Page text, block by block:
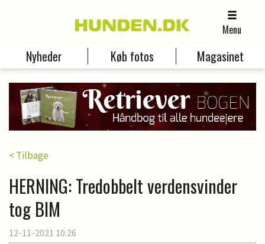
Menu
Nyheder Køb fotos Magasinet
< Tilbage
HERNING: Tredobbelt verdensvinder
tog BIM
12-11-2021 10:26